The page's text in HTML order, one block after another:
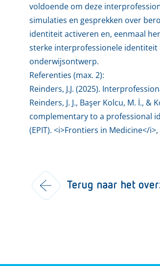
voldoende om deze
simulaties en gesprekken over
identiteit activeren en, eenmaal
sterke interprofessionele
onderwijsontwerp.
Referenties (max. 2):
Reinders, J.J. (2025).
Reinders, J. J., Başer Kolcu, M. İ.,
complementary to a professional
(EPIT). <i>Frontiers in Medicine</
Terug naar het